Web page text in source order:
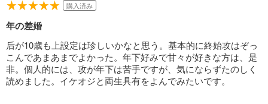
購入済み
年の差婚
后が10歳も上設定は珍しいかなと思う。基本的に終始攻はぞっ
こんであまあまでよかった。年下好みで甘々が好きな方は、是
非。個人的には、攻が年下は苦手ですが、気にならずたのしく
読めました。イケオジと両生具有をよんでみたいです。